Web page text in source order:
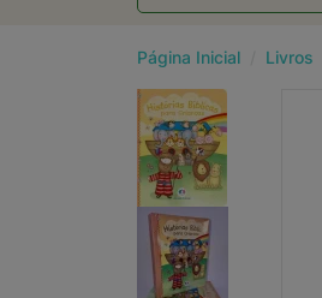
Página Inicial Livros